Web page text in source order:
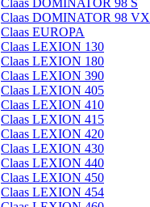
Claas DOMINATOR 98 S
Claas DOMINATOR 98 VX
Claas EUROPA
Claas LEXION 130
Claas LEXION 180
Claas LEXION 390
Claas LEXION 405
Claas LEXION 410
Claas LEXION 415
Claas LEXION 420
Claas LEXION 430
Claas LEXION 440
Claas LEXION 450
Claas LEXION 454